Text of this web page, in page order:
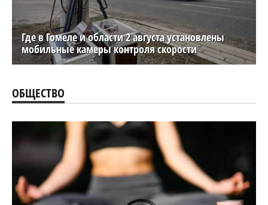
Где в Гомеле и области 2 августа установлены
мобильные камеры контроля скорости
ОБЩЕСТВО